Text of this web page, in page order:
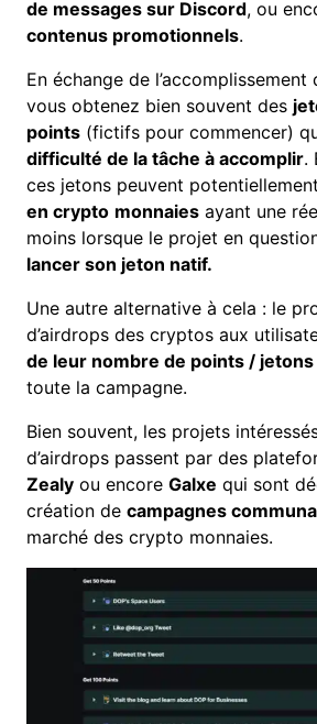
de messages sur Discord, ou
contenus promotionnels.
En échange de l’accomplissement
vous obtenez bien souvent des
points (fictifs pour commencer)
difficulté de la tâche à accomplir.
ces jetons peuvent
en crypto monnaies ayant une
moins lorsque le projet en
lancer son jeton natif.
Une autre alternative à cela : le
d’airdrops des cryptos aux
de leur nombre de points / jetons
toute la campagne.
Bien souvent, les projets
d’airdrops passent par des
Zealy ou encore Galxe qui sont
création de campagnes
marché des crypto monnaies.